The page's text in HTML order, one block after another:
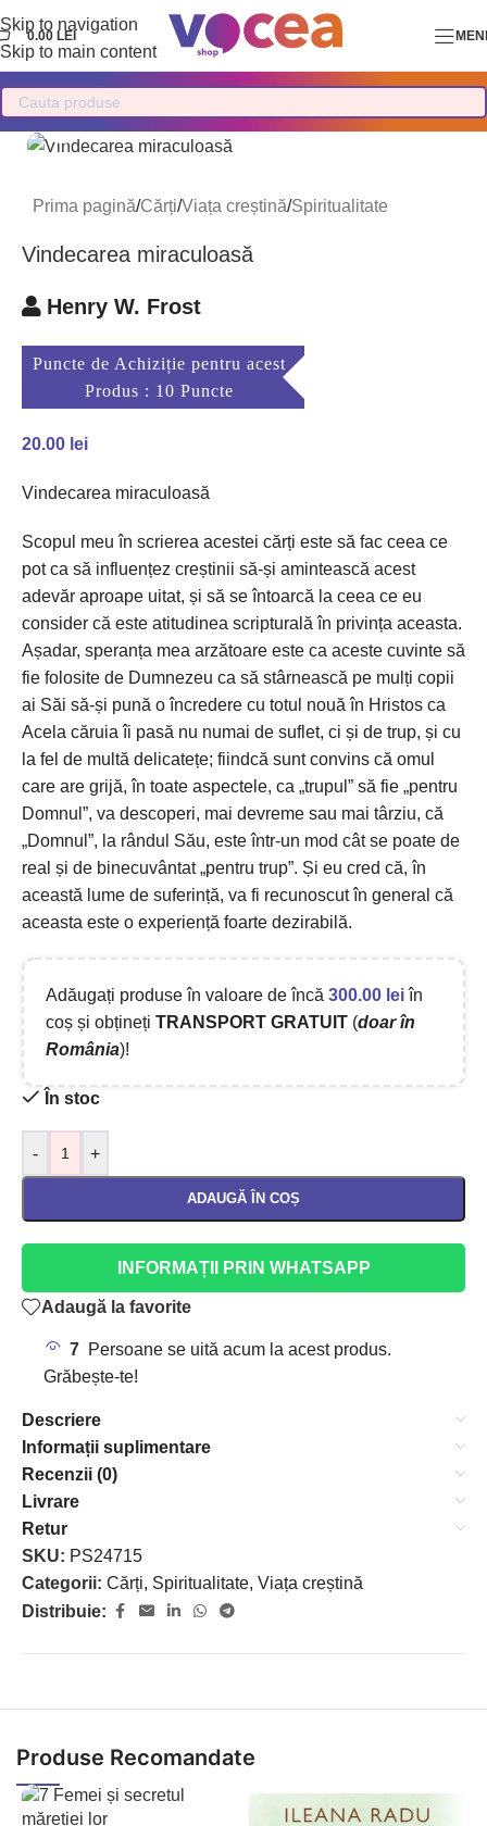
Skip to navigation
Skip to main content
0.00 LEI
Mărește imaginea
Prima pagină/Cărți/Viața creștină/Spiritualitate
Vindecarea miraculoasă
Henry W. Frost
Puncte de Achiziție pentru acest
Produs : 10 Puncte
20.00 lei
Vindecarea miraculoasă
Scopul meu în scrierea acestei cărți este să fac ceea ce
pot ca să influențez creștinii să-și amintească acest
adevăr aproape uitat, și să se întoarcă la ceea ce eu
consider că este atitudinea scripturală în privința aceasta.
Așadar, speranța mea arzătoare este ca aceste cuvinte să
fie folosite de Dumnezeu ca să stârnească pe mulți copii
ai Săi să-și pună o încredere cu totul nouă în Hristos ca
Acela căruia îi pasă nu numai de suflet, ci și de trup, și cu
la fel de multă delicatețe; fiindcă sunt convins că omul
care are grijă, în toate aspectele, ca „trupul” să fie „pentru
Domnul”, va descoperi, mai devreme sau mai târziu, că
„Domnul”, la rândul Său, este într-un mod cât se poate de
real și de binecuvântat „pentru trup”. Și eu cred că, în
această lume de suferință, va fi recunoscut în general că
aceasta este o experiență foarte dezirabilă.
Adăugați produse în valoare de încă 300.00 leiîn
coș și obțineți TRANSPORT GRATUIT (doar în
România)!
În stoc
- +
ADAUGĂ ÎN COȘ
INFORMAȚII PRIN WHATSAPP
Adaugă la favorite
7 Persoane se uită acum la acest produs.
Grăbește-te!
Descriere
Informații suplimentare
Recenzii (0)
Livrare
Retur
SKU: PS24715
Categorii: Cărți, Spiritualitate, Viața creștină
Distribuie:
Produse Recomandate